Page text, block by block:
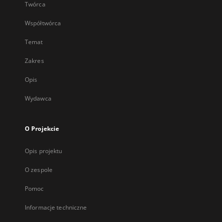
Twórca
Współtwórca
Temat
Zakres
Opis
Wydawca
O Projekcie
Opis projektu
O zespole
Pomoc
Informacje techniczne